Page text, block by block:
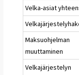
Velka-asiat
Maksuohjelman
muuttaminen
Velkajärjestelyn